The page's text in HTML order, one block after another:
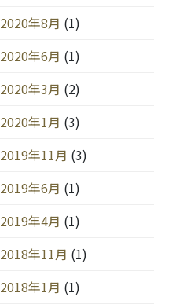
2020年8月 (1)
2020年6月 (1)
2020年3月 (2)
2020年1月 (3)
2019年11月 (3)
2019年6月 (1)
2019年4月 (1)
2018年11月 (1)
2018年1月 (1)